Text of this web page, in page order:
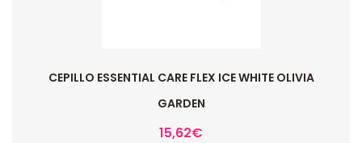
CEPILLO ESSENTIAL CARE FLEX ICE WHITE OLIVIA
GARDEN
15,62€